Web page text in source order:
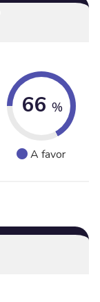
66 %
A favor